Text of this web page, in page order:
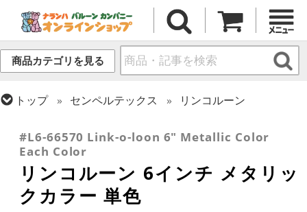
商品カテゴリを見る
トップ センペルテックス
リンコルーン
#L6-66570 Link-o-loon 6" Metallic Color
Each Color
リンコルーン 6インチ メタリッ
クカラー 単色